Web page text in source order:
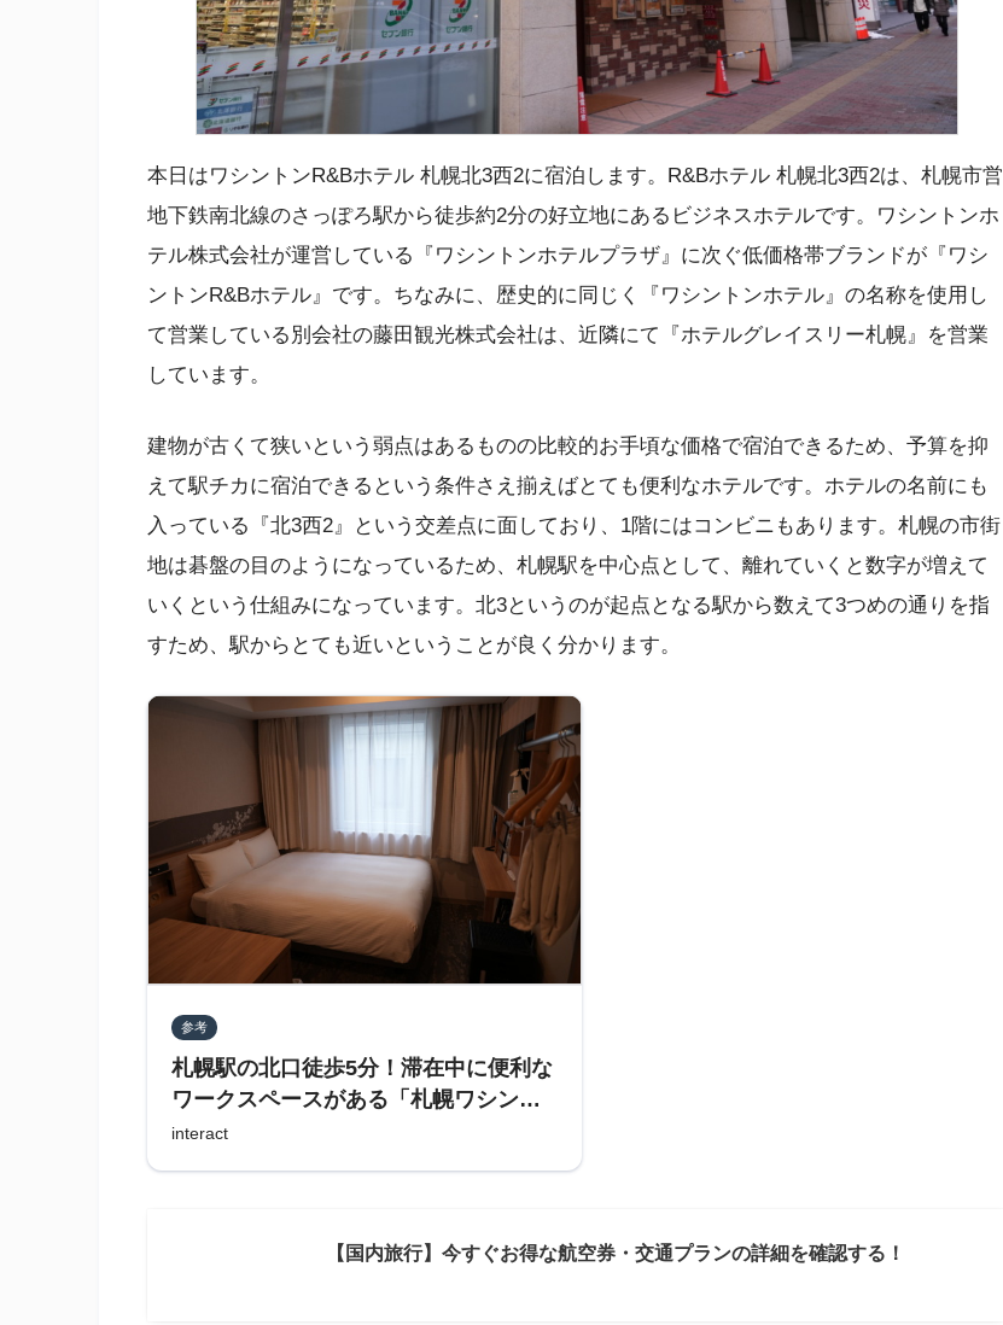
本日はワシントンR&Bホテル 札幌北3西2に宿泊します。R&Bホテル 札幌北3西2は、札幌市営
地下鉄南北線のさっぽろ駅から徒歩約2分の好立地にあるビジネスホテルです。ワシントンホ
テル株式会社が運営している『ワシントンホテルプラザ』に次ぐ低価格帯ブランドが『ワシ
ントンR&Bホテル』です。ちなみに、歴史的に同じく『ワシントンホテル』の名称を使用し
て営業している別会社の藤田観光株式会社は、近隣にて『ホテルグレイスリー札幌』を営業
しています。
建物が古くて狭いという弱点はあるものの比較的お手頃な価格で宿泊できるため、予算を抑
えて駅チカに宿泊できるという条件さえ揃えばとても便利なホテルです。ホテルの名前にも
入っている『北3西2』という交差点に面しており、1階にはコンビニもあります。札幌の市街
地は碁盤の目のようになっているため、札幌駅を中心点として、離れていくと数字が増えて
いくという仕組みになっています。北3というのが起点となる駅から数えて3つめの通りを指
すため、駅からとても近いということが良く分かります。
参考
札幌駅の北口徒歩5分！滞在中に便利な
ワークスペースがある「札幌ワシント
ンホテルプラザ」に宿泊する
interact
【国内旅行】今すぐお得な航空券・交通プランの詳細を確認する！